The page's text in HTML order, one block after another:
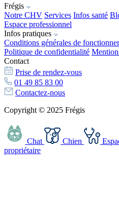
Frégis
Notre CHV Services Infos santé
Espace professionnel
Infos pratiques
Conditions générales de
Politique de confidentialité
Contact
Prise de rendez-vous
01 49 85 83 00
Contactez-nous
Copyright © 2025 Frégis
Chat Chien
propriétaire